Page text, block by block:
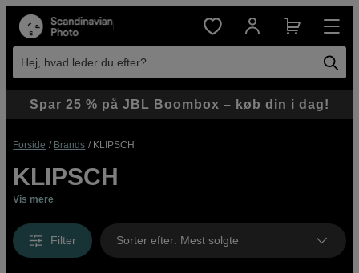
Hej, hvad leder du efter?
Forside Brands KLIPSCH
KLIPSCH
Vis mere
Filter Sorter efter: Mest solgte
Spar 25 % på JBL Boombox – køb din i dag!